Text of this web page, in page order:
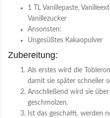
1 TL Vanillepaste,
Vanillezucker
Ansonsten:
Ungesüßtes Kakaopulver
Zubereitung:
Als erstes wird die
damit sie später schneller
Anschließend wird sie
geschmolzen.
Ist das geschafft, werden